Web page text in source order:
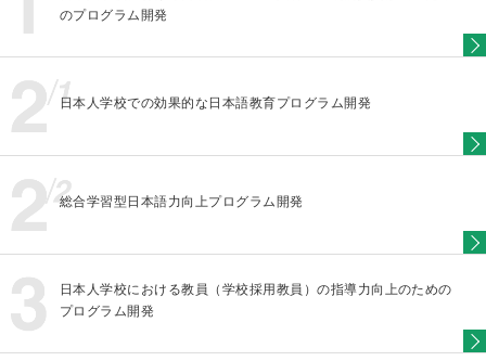
のプログラム開発
日本人学校での効果的な日本語教育プログラム開発
総合学習型日本語力向上プログラム開発
日本人学校における教員（学校採用教員）の指導力向上のための
プログラム開発